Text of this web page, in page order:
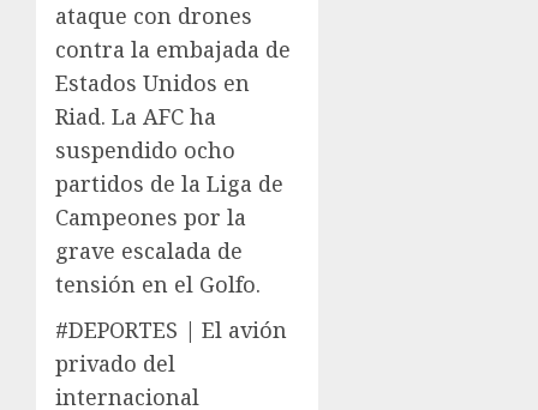
ataque con drones
contra la embajada de
Estados Unidos en
Riad. La AFC ha
suspendido ocho
partidos de la Liga de
Campeones por la
grave escalada de
tensión en el Golfo.
#DEPORTES | El avión
privado del
internacional